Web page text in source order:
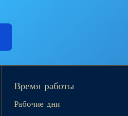
Время работы
Рабочие дни